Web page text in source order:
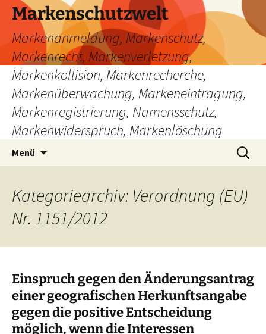
Zum
Inhalt
springen
Markenschutzwelt
Markenanmeldung, Markenschutz,
Markenrecht, Markenverletzung,
Markenkollision, Markenrecherche,
Markenüberwachung, Markeneintragung,
Markenregistrierung, Namensschutz,
Markenwiderspruch, Markenlöschung
Menü
Suchen
nach:
Kategoriearchiv: Verordnung (EU)
Nr. 1151/2012
Einspruch gegen den Änderungsantrag
einer geografischen Herkunftsangabe
gegen die positive Entscheidung
möglich, wenn die Interessen